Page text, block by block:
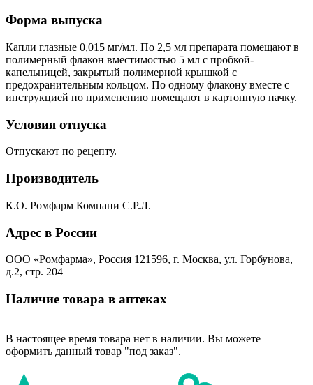
Форма выпуска
Капли глазные 0,015 мг/мл. По 2,5 мл препарата помещают в
полимерный флакон вместимостью 5 мл с пробкой-
капельницей, закрытый полимерной крышкой с
предохранительным кольцом. По одному флакону вместе с
инструкцией по применению помещают в картонную пачку.
Условия отпуска
Отпускают по рецепту.
Производитель
К.О. Ромфарм Компани С.Р.Л.
Адрес в России
ООО «Ромфарма», Россия 121596, г. Москва, ул. Горбунова,
д.2, стр. 204
Наличие товара в аптеках
В настоящее время товара нет в наличии. Вы можете
оформить данный товар "под заказ".